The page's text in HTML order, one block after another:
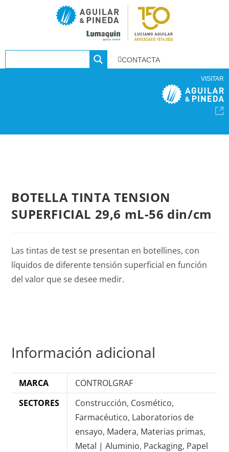
CONTACTA
VISITAR
BOTELLA TINTA TENSION
SUPERFICIAL 29,6 mL-56 din/cm
Las tintas de test se presentan en botellines, con
líquidos de diferente tensión superficial en función
del valor que se desee medir.
Información adicional
MARCA
CONTROLGRAF
SECTORES
Construcción, Cosmético,
Farmacéutico, Laboratorios de
ensayo, Madera, Materias primas,
Metal | Aluminio, Packaging, Papel